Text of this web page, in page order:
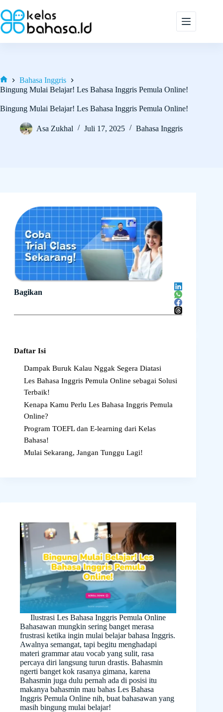
to
content
Home
Bahasa Inggris
Bingung Mulai Belajar! Les Bahasa Inggris Pemula Online!
Bingung Mulai Belajar! Les Bahasa Inggris Pemula Online!
Asa Zukhal Juli 17, 2025 Bahasa Inggris
Ilustrasi Les Bahasa Inggris Pemula Online
Bahasawan mungkin sering banget merasa
frustrasi ketika ingin mulai belajar bahasa Inggris.
Awalnya semangat, tapi begitu menghadapi
materi grammar atau vocab yang sulit, rasa
percaya diri langsung turun drastis. Bahasmin
ngerti banget kok rasanya gimana, karena
Bahasmin juga dulu pernah ada di posisi itu
makanya bahasmin mau bahas Les Bahasa
Inggris Pemula Online nih, buat bahasawan yang
masih bingung mulai belajar!
Bagikan
Daftar Isi
Dampak Buruk Kalau Nggak Segera Diatasi
Les Bahasa Inggris Pemula Online sebagai Solusi
Terbaik!
Kenapa Kamu Perlu Les Bahasa Inggris Pemula
Online?
Program TOEFL dan E-learning dari Kelas
Bahasa!
Mulai Sekarang, Jangan Tunggu Lagi!